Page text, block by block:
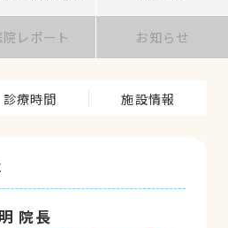
院レポート お知らせ
診療時間 施設情報
院長